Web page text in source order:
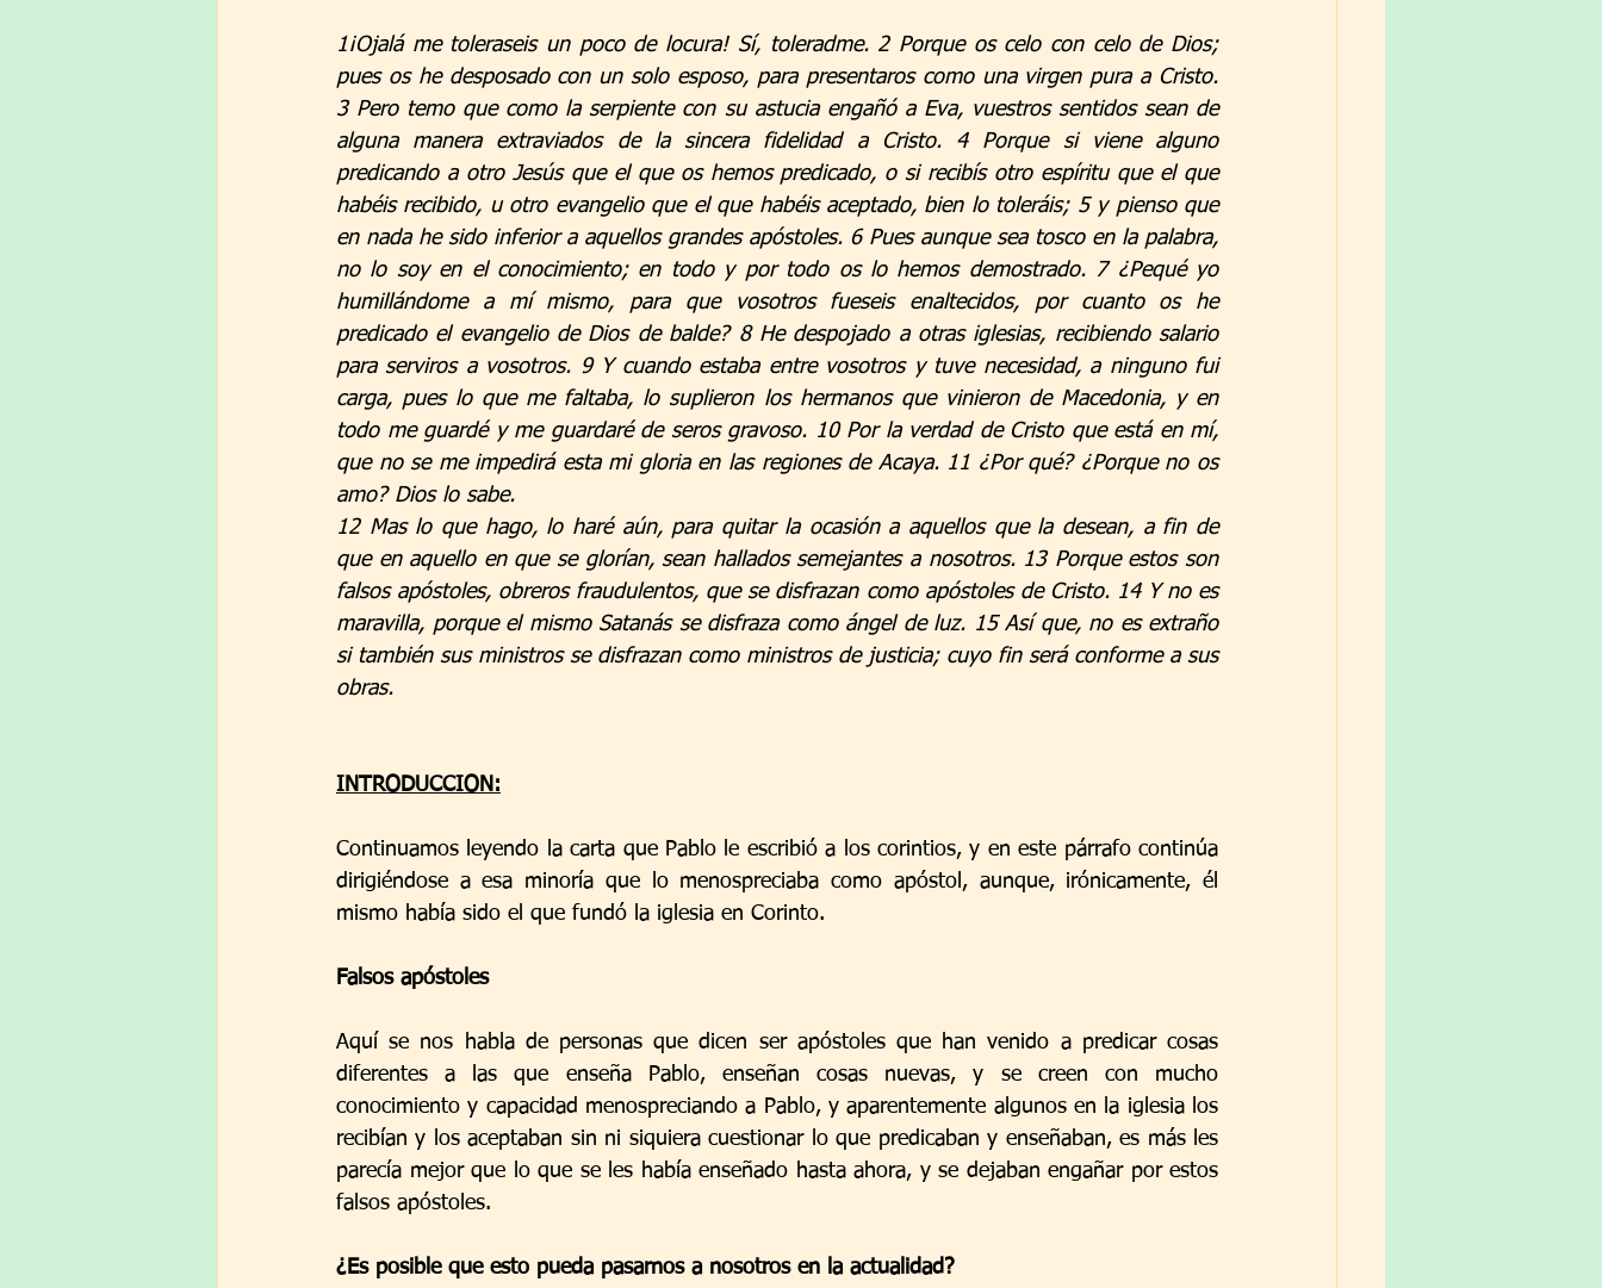
1¡Ojalá me toleraseis un poco de locura! Sí, toleradme. 2 Porque os celo con celo de Dios;
pues os he desposado con un solo esposo, para presentaros como una virgen pura a Cristo.
3 Pero temo que como la serpiente con su astucia engañó a Eva, vuestros sentidos sean de
alguna manera extraviados de la sincera fidelidad a Cristo. 4 Porque si viene alguno
predicando a otro Jesús que el que os hemos predicado, o si recibís otro espíritu que el que
habéis recibido, u otro evangelio que el que habéis aceptado, bien lo toleráis; 5 y pienso que
en nada he sido inferior a aquellos grandes apóstoles. 6 Pues aunque sea tosco en la palabra,
no lo soy en el conocimiento; en todo y por todo os lo hemos demostrado. 7 ¿Pequé yo
humillándome a mí mismo, para que vosotros fueseis enaltecidos, por cuanto os he
predicado el evangelio de Dios de balde? 8 He despojado a otras iglesias, recibiendo salario
para serviros a vosotros. 9 Y cuando estaba entre vosotros y tuve necesidad, a ninguno fui
carga, pues lo que me faltaba, lo suplieron los hermanos que vinieron de Macedonia, y en
todo me guardé y me guardaré de seros gravoso. 10 Por la verdad de Cristo que está en mí,
que no se me impedirá esta mi gloria en las regiones de Acaya. 11 ¿Por qué? ¿Porque no os
amo? Dios lo sabe.
12 Mas lo que hago, lo haré aún, para quitar la ocasión a aquellos que la desean, a fin de
que en aquello en que se glorían, sean hallados semejantes a nosotros. 13 Porque estos son
falsos apóstoles, obreros fraudulentos, que se disfrazan como apóstoles de Cristo. 14 Y no es
maravilla, porque el mismo Satanás se disfraza como ángel de luz. 15 Así que, no es extraño
si también sus ministros se disfrazan como ministros de justicia; cuyo fin será conforme a sus
obras.
INTRODUCCION:
Continuamos leyendo la carta que Pablo le escribió a los corintios, y en este párrafo continúa
dirigiéndose a esa minoría que lo menospreciaba como apóstol, aunque, irónicamente, él
mismo había sido el que fundó la iglesia en Corinto.
Falsos apóstoles
Aquí se nos habla de personas que dicen ser apóstoles que han venido a predicar cosas
diferentes a las que enseña Pablo, enseñan cosas nuevas, y se creen con mucho
conocimiento y capacidad menospreciando a Pablo, y aparentemente algunos en la iglesia los
recibían y los aceptaban sin ni siquiera cuestionar lo que predicaban y enseñaban, es más les
parecía mejor que lo que se les había enseñado hasta ahora, y se dejaban engañar por estos
falsos apóstoles.
¿Es posible que esto pueda pasarnos a nosotros en la actualidad?